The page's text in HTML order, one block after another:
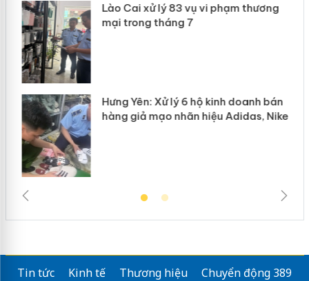
Lào Cai xử lý 83 vụ vi phạm thương
mại trong tháng 7
Hưng Yên: Xử lý 6 hộ kinh doanh bán
hàng giả mạo nhãn hiệu Adidas, Nike
Tin tức Kinh tế Thương hiệu
Chuyển động 389